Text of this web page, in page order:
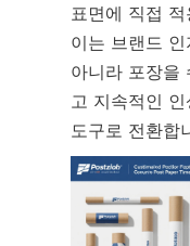
표면에 직접
이는 브랜드
아니라 포장을
고 지속적인
도구로 전환합